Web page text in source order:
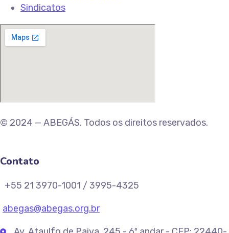
Sindicatos
© 2024 — ABEGÁS. Todos os direitos reservados.
Contato
+55 21 3970-1001 / 3995-4325
abegas@abegas.org.br